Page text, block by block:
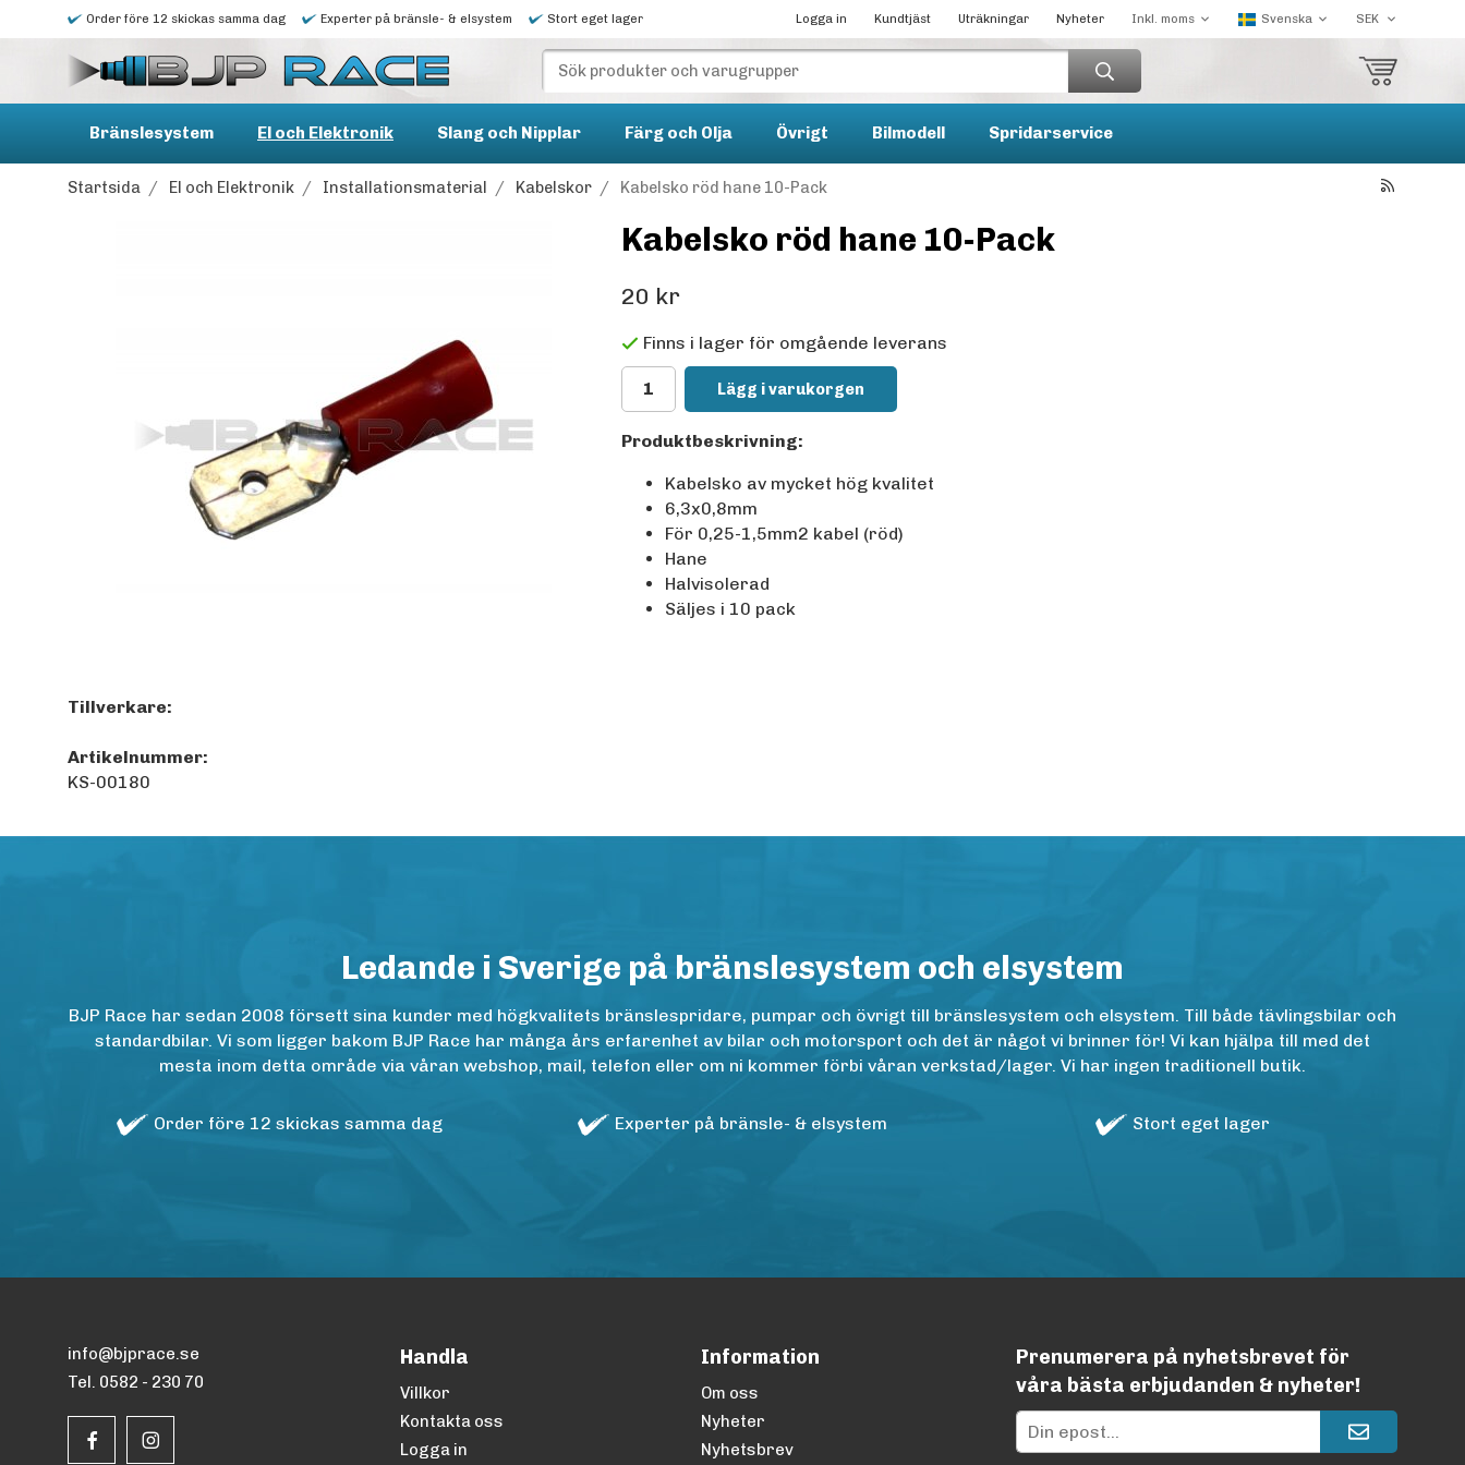
Order före 12 skickas samma dag Experter på bränsle- & elsystem Stort eget lager Logga in Kundtjäst Uträkningar Nyheter
Bränslesystem El och Elektronik Slang och Nipplar Färg och Olja Övrigt Bilmodell Spridarservice
Startsida / El och Elektronik / Installationsmaterial / Kabelskor / Kabelsko röd hane 10-Pack
Kabelsko röd hane 10-Pack
20 kr
Finns i lager för omgående leverans
Lägg i varukorgen
Produktbeskrivning:
Kabelsko av mycket hög kvalitet
6,3x0,8mm
För 0,25-1,5mm2 kabel (röd)
Hane
Halvisolerad
Säljes i 10 pack
Tillverkare:
Artikelnummer:
KS-00180
Ledande i Sverige på bränslesystem och elsystem
BJP Race har sedan 2008 försett sina kunder med högkvalitets bränslespridare, pumpar och övrigt till bränslesystem och elsystem. Till både tävlingsbilar och
standardbilar. Vi som ligger bakom BJP Race har många års erfarenhet av bilar och motorsport och det är något vi brinner för! Vi kan hjälpa till med det
mesta inom detta område via våran webshop, mail, telefon eller om ni kommer förbi våran verkstad/lager. Vi har ingen traditionell butik.
Order före 12 skickas samma dag Experter på bränsle- & elsystem Stort eget lager
info@bjprace.se
Tel. 0582 - 230 70
Handla
Villkor
Kontakta oss
Logga in
Information
Om oss
Nyheter
Nyhetsbrev
Prenumerera på nyhetsbrevet för
våra bästa erbjudanden & nyheter!